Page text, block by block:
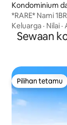
Kondominium
*RARE* Nami
Keluarga · Nilai ·
Sewaan
Pilihan tetamu
Pilihan tetamu